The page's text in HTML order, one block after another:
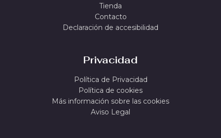
Tienda
Contacto
Declaración de accesibilidad
Privacidad
Política de Privacidad
Política de cookies
Más información sobre las cookies
Aviso Legal